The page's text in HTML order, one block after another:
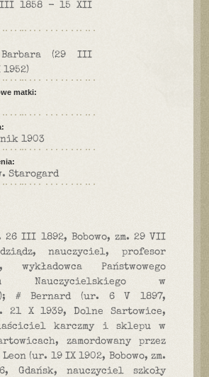
III 1858 - 15 XII
Barbara (29 III
matki:
1903
Starogard
26 III 1892, Bobowo, zm. 29 VII
nauczyciel, profesor
wykładowca Państwowego
Nauczycielskiego w
# Bernard (ur. 6 V 1897,
21 X 1939, Dolne Sartowice,
karczmy i sklepu w
zamordowany przez
Leon (ur. 19 IX 1902, Bobowo, zm.
Gdańsk, nauczyciel szkoły